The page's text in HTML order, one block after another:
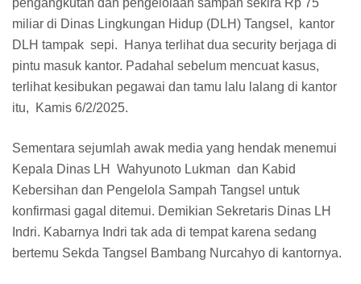
miliar di Dinas Lingkungan Hidup (DLH) Tangsel, kantor
DLH tampak sepi. Hanya terlihat dua security berjaga di
pintu masuk kantor. Padahal sebelum mencuat kasus,
terlihat kesibukan pegawai dan tamu lalu lalang di kantor
itu, Kamis 6/2/2025.
Sementara sejumlah awak media yang hendak menemui
Kepala Dinas LH Wahyunoto Lukman dan Kabid
Kebersihan dan Pengelola Sampah Tangsel untuk
konfirmasi gagal ditemui. Demikian Sekretaris Dinas LH
Indri. Kabarnya Indri tak ada di tempat karena sedang
bertemu Sekda Tangsel Bambang Nurcahyo di kantornya.